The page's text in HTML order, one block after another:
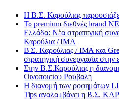
Η Β.Σ. Καρούλιας
Το premium διεθνές brand
Ελλάδα: Νέα στρατηγική
Καρούλια / ΙΜΑ
Β.Σ. Καρούλιας / IMA και
στρατηγική συνεργασία στην
Στην Β.Σ.Καρούλιας η
Οινοποιείου Ρούβαλη
Η διανομή των ροφημάτων
Tips αναλαμβάνει η Β.Σ.